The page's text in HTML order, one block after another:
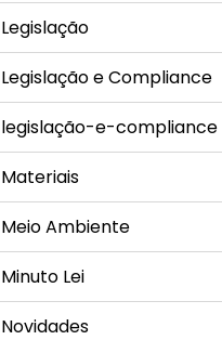
Legislação
Legislação e Compliance
legislação-e-compliance
Materiais
Meio Ambiente
Minuto Lei
Novidades